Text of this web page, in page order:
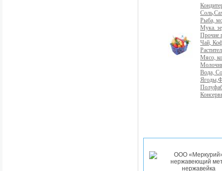
Рыба,
Мука.
Прочие
Чай,
Мясо,
Вода,